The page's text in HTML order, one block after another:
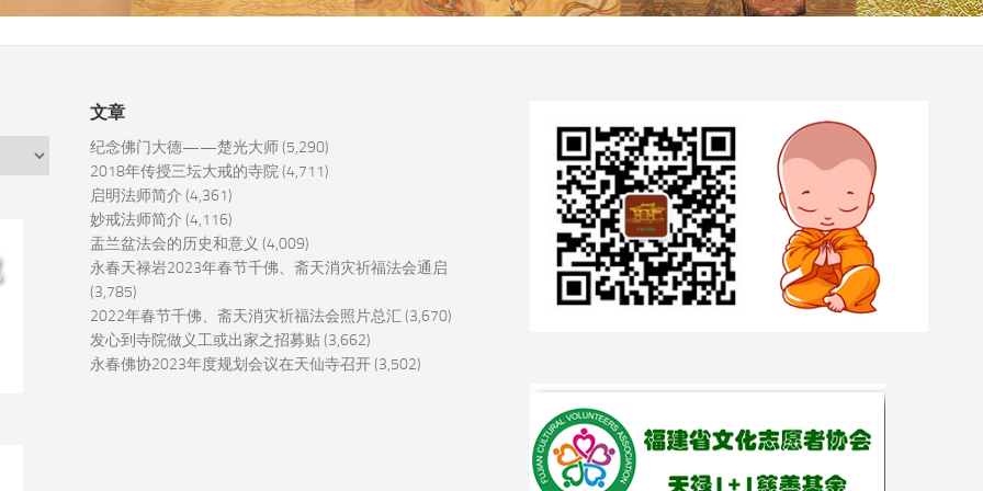
文章
纪念佛门大德——楚光大师(5,290)
2018年传授三坛大戒的寺院(4,711)
启明法师简介 (4,361)
妙戒法师简介 (4,116)
盂兰盆法会的历史和意义 (4,009)
永春天禄岩2023年春节千佛、斋天消灾祈福法会通启
(3,785)
2022年春节千佛、斋天消灾祈福法会照片总汇 (3,670)
发心到寺院做义工或出家之招募贴(3,662)
永春佛协2023年度规划会议在天仙寺召开(3,502)